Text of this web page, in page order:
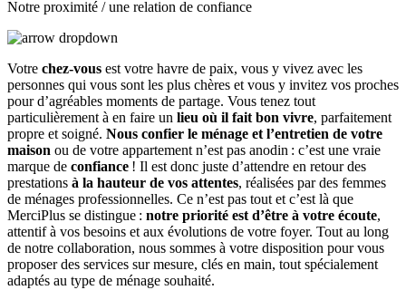
Notre proximité / une relation de confiance
Votre chez-vous est votre havre de paix, vous y vivez avec les
personnes qui vous sont les plus chères et vous y invitez vos proches
pour d’agréables moments de partage. Vous tenez tout
particulièrement à en faire un lieu où il fait bon vivre, parfaitement
propre et soigné. Nous confier le ménage et l’entretien de votre
maison ou de votre appartement n’est pas anodin : c’est une vraie
marque de confiance ! Il est donc juste d’attendre en retour des
prestations à la hauteur de vos attentes, réalisées par des femmes
de ménages professionnelles. Ce n’est pas tout et c’est là que
MerciPlus se distingue : notre priorité est d’être à votre écoute,
attentif à vos besoins et aux évolutions de votre foyer. Tout au long
de notre collaboration, nous sommes à votre disposition pour vous
proposer des services sur mesure, clés en main, tout spécialement
adaptés au type de ménage souhaité.